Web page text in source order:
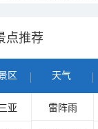
点推荐
区 天气
亚 雷阵雨